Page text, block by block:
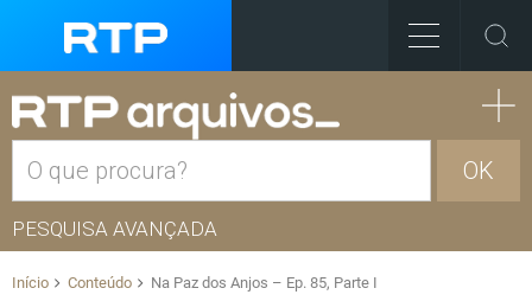
OK
PESQUISA AVANÇADA
Início Conteúdo Na Paz dos Anjos – Ep. 85, Parte I